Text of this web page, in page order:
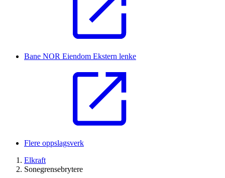
Bane NOR Eiendom Ekstern lenke
Flere oppslagsverk
Elkraft
Sonegrensebrytere